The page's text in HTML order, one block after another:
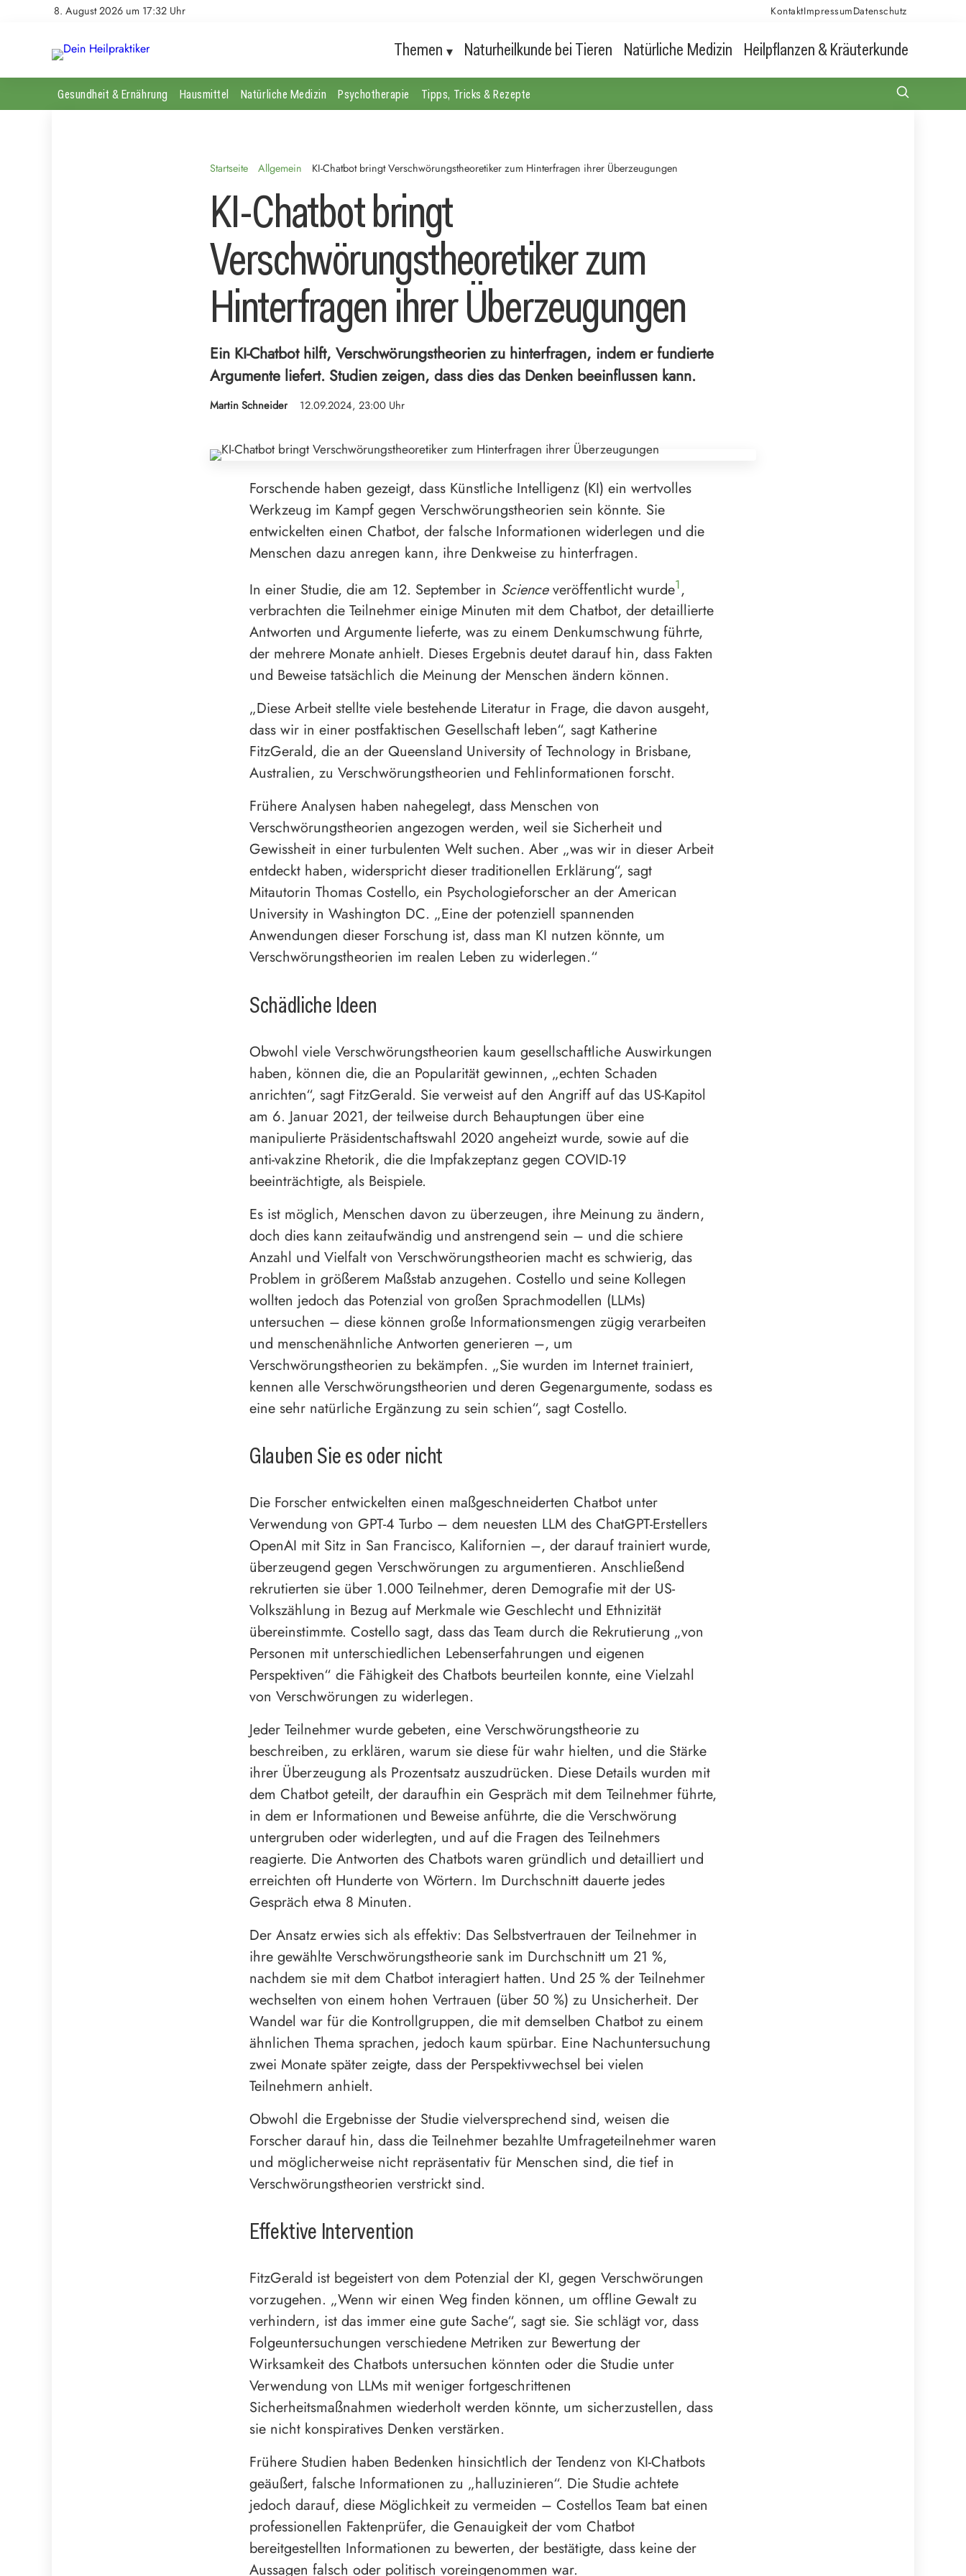
8. August 2026 um 17:32 Uhr KontaktImpressumDatenschutz
Themen Naturheilkunde bei Tieren Natürliche Medizin Heilpflanzen & Kräuterkunde
Gesundheit & Ernährung Hausmittel Natürliche Medizin Psychotherapie Tipps, Tricks & Rezepte
Startseite Allgemein KI-Chatbot bringt Verschwörungstheoretiker zum Hinterfragen ihrer Überzeugungen
KI-Chatbot bringt
Verschwörungstheoretiker zum
Hinterfragen ihrer Überzeugungen
Ein KI-Chatbot hilft, Verschwörungstheorien zu hinterfragen, indem er fundierte
Argumente liefert. Studien zeigen, dass dies das Denken beeinflussen kann.
Martin Schneider 12.09.2024, 23:00 Uhr
Forschende haben gezeigt, dass Künstliche Intelligenz (KI) ein wertvolles
Werkzeug im Kampf gegen Verschwörungstheorien sein könnte. Sie
entwickelten einen Chatbot, der falsche Informationen widerlegen und die
Menschen dazu anregen kann, ihre Denkweise zu hinterfragen.
In einer Studie, die am 12. September in Scienceveröffentlicht wurde1,
verbrachten die Teilnehmer einige Minuten mit dem Chatbot, der detaillierte
Antworten und Argumente lieferte, was zu einem Denkumschwung führte,
der mehrere Monate anhielt. Dieses Ergebnis deutet darauf hin, dass Fakten
und Beweise tatsächlich die Meinung der Menschen ändern können.
„Diese Arbeit stellte viele bestehende Literatur in Frage, die davon ausgeht,
dass wir in einer postfaktischen Gesellschaft leben“, sagt Katherine
FitzGerald, die an der Queensland University of Technology in Brisbane,
Australien, zu Verschwörungstheorien und Fehlinformationen forscht.
Frühere Analysen haben nahegelegt, dass Menschen von
Verschwörungstheorien angezogen werden, weil sie Sicherheit und
Gewissheit in einer turbulenten Welt suchen. Aber „was wir in dieser Arbeit
entdeckt haben, widerspricht dieser traditionellen Erklärung“, sagt
Mitautorin Thomas Costello, ein Psychologieforscher an der American
University in Washington DC. „Eine der potenziell spannenden
Anwendungen dieser Forschung ist, dass man KI nutzen könnte, um
Verschwörungstheorien im realen Leben zu widerlegen.“
Schädliche Ideen
Obwohl viele Verschwörungstheorien kaum gesellschaftliche Auswirkungen
haben, können die, die an Popularität gewinnen, „echten Schaden
anrichten“, sagt FitzGerald. Sie verweist auf den Angriff auf das US-Kapitol
am 6. Januar 2021, der teilweise durch Behauptungen über eine
manipulierte Präsidentschaftswahl 2020 angeheizt wurde, sowie auf die
anti-vakzine Rhetorik, die die Impfakzeptanz gegen COVID-19
beeinträchtigte, als Beispiele.
Es ist möglich, Menschen davon zu überzeugen, ihre Meinung zu ändern,
doch dies kann zeitaufwändig und anstrengend sein – und die schiere
Anzahl und Vielfalt von Verschwörungstheorien macht es schwierig, das
Problem in größerem Maßstab anzugehen. Costello und seine Kollegen
wollten jedoch das Potenzial von großen Sprachmodellen (LLMs)
untersuchen – diese können große Informationsmengen zügig verarbeiten
und menschenähnliche Antworten generieren –, um
Verschwörungstheorien zu bekämpfen. „Sie wurden im Internet trainiert,
kennen alle Verschwörungstheorien und deren Gegenargumente, sodass es
eine sehr natürliche Ergänzung zu sein schien“, sagt Costello.
Glauben Sie es oder nicht
Die Forscher entwickelten einen maßgeschneiderten Chatbot unter
Verwendung von GPT-4 Turbo – dem neuesten LLM des ChatGPT-Erstellers
OpenAI mit Sitz in San Francisco, Kalifornien –, der darauf trainiert wurde,
überzeugend gegen Verschwörungen zu argumentieren. Anschließend
rekrutierten sie über 1.000 Teilnehmer, deren Demografie mit der US-
Volkszählung in Bezug auf Merkmale wie Geschlecht und Ethnizität
übereinstimmte. Costello sagt, dass das Team durch die Rekrutierung „von
Personen mit unterschiedlichen Lebenserfahrungen und eigenen
Perspektiven“ die Fähigkeit des Chatbots beurteilen konnte, eine Vielzahl
von Verschwörungen zu widerlegen.
Jeder Teilnehmer wurde gebeten, eine Verschwörungstheorie zu
beschreiben, zu erklären, warum sie diese für wahr hielten, und die Stärke
ihrer Überzeugung als Prozentsatz auszudrücken. Diese Details wurden mit
dem Chatbot geteilt, der daraufhin ein Gespräch mit dem Teilnehmer führte,
in dem er Informationen und Beweise anführte, die die Verschwörung
untergruben oder widerlegten, und auf die Fragen des Teilnehmers
reagierte. Die Antworten des Chatbots waren gründlich und detailliert und
erreichten oft Hunderte von Wörtern. Im Durchschnitt dauerte jedes
Gespräch etwa 8 Minuten.
Der Ansatz erwies sich als effektiv: Das Selbstvertrauen der Teilnehmer in
ihre gewählte Verschwörungstheorie sank im Durchschnitt um 21 %,
nachdem sie mit dem Chatbot interagiert hatten. Und 25 % der Teilnehmer
wechselten von einem hohen Vertrauen (über 50 %) zu Unsicherheit. Der
Wandel war für die Kontrollgruppen, die mit demselben Chatbot zu einem
ähnlichen Thema sprachen, jedoch kaum spürbar. Eine Nachuntersuchung
zwei Monate später zeigte, dass der Perspektivwechsel bei vielen
Teilnehmern anhielt.
Obwohl die Ergebnisse der Studie vielversprechend sind, weisen die
Forscher darauf hin, dass die Teilnehmer bezahlte Umfrageteilnehmer waren
und möglicherweise nicht repräsentativ für Menschen sind, die tief in
Verschwörungstheorien verstrickt sind.
Effektive Intervention
FitzGerald ist begeistert von dem Potenzial der KI, gegen Verschwörungen
vorzugehen. „Wenn wir einen Weg finden können, um offline Gewalt zu
verhindern, ist das immer eine gute Sache“, sagt sie. Sie schlägt vor, dass
Folgeuntersuchungen verschiedene Metriken zur Bewertung der
Wirksamkeit des Chatbots untersuchen könnten oder die Studie unter
Verwendung von LLMs mit weniger fortgeschrittenen
Sicherheitsmaßnahmen wiederholt werden könnte, um sicherzustellen, dass
sie nicht konspiratives Denken verstärken.
Frühere Studien haben Bedenken hinsichtlich der Tendenz von KI-Chatbots
geäußert, falsche Informationen zu „halluzinieren“. Die Studie achtete
jedoch darauf, diese Möglichkeit zu vermeiden – Costellos Team bat einen
professionellen Faktenprüfer, die Genauigkeit der vom Chatbot
bereitgestellten Informationen zu bewerten, der bestätigte, dass keine der
Aussagen falsch oder politisch voreingenommen war.